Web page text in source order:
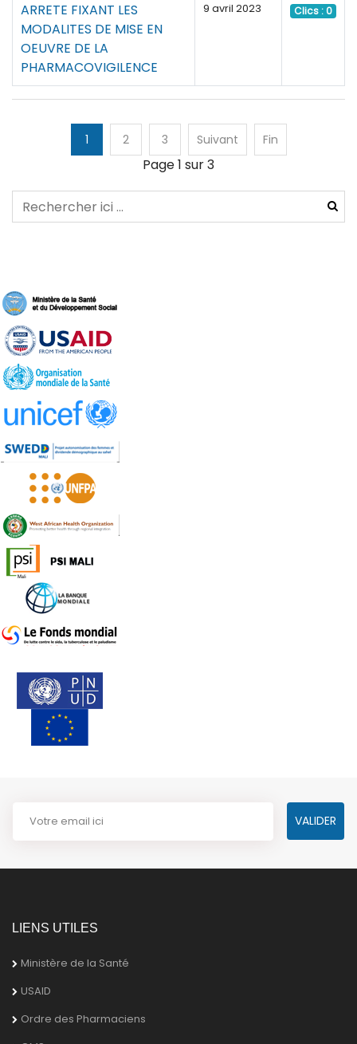
ARRETE FIXANT LES
MODALITES DE MISE EN
OEUVRE DE LA
PHARMACOVIGILENCE
9 avril 2023 Clics : 0
1 2 3 Suivant Fin
Page 1 sur 3
LIENS UTILES
Ministère de la Santé
USAID
Ordre des Pharmaciens